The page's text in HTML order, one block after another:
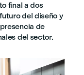
final a dos
del diseño y
de
del sector.